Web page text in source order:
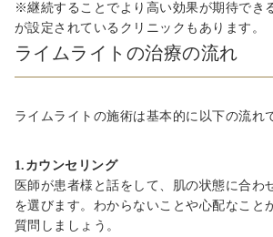
※継続することでより高い効果が期待でき
が設定されているクリニックもあります。
ライムライトの治療の流れ
ライムライトの施術は基本的に以下の流れ
1.カウンセリング
医師が患者様と話をして、肌の状態に合わ
を選びます。わからないことや心配なこと
質問しましょう。